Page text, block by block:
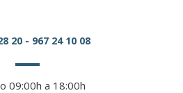
20 - 967 24 10 08
09:00h a 18:00h